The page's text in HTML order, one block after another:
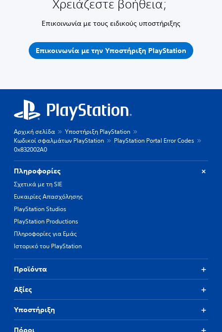
Χρειάζεστε βοήθεια;
Επικοινωνία με τους ειδικούς υποστήριξης
Επικοινωνία με την Υποστήριξη PlayStation
Αρχική σελίδα
Υποστήριξη PlayStation
Κωδικοί σφαλμάτων PlayStation
PlayStation Portal Error Codes
0x832002A0
Πληροφορίες
Σχετικά με τη SIE
Ευκαιρίες Απασχόλησης
PlayStation Studios
PlayStation Productions
Πληροφορίες για Εμάς
Ιστορικό του PlayStation
Προϊόντα
Αξίες
Υποστήριξη
Πόροι